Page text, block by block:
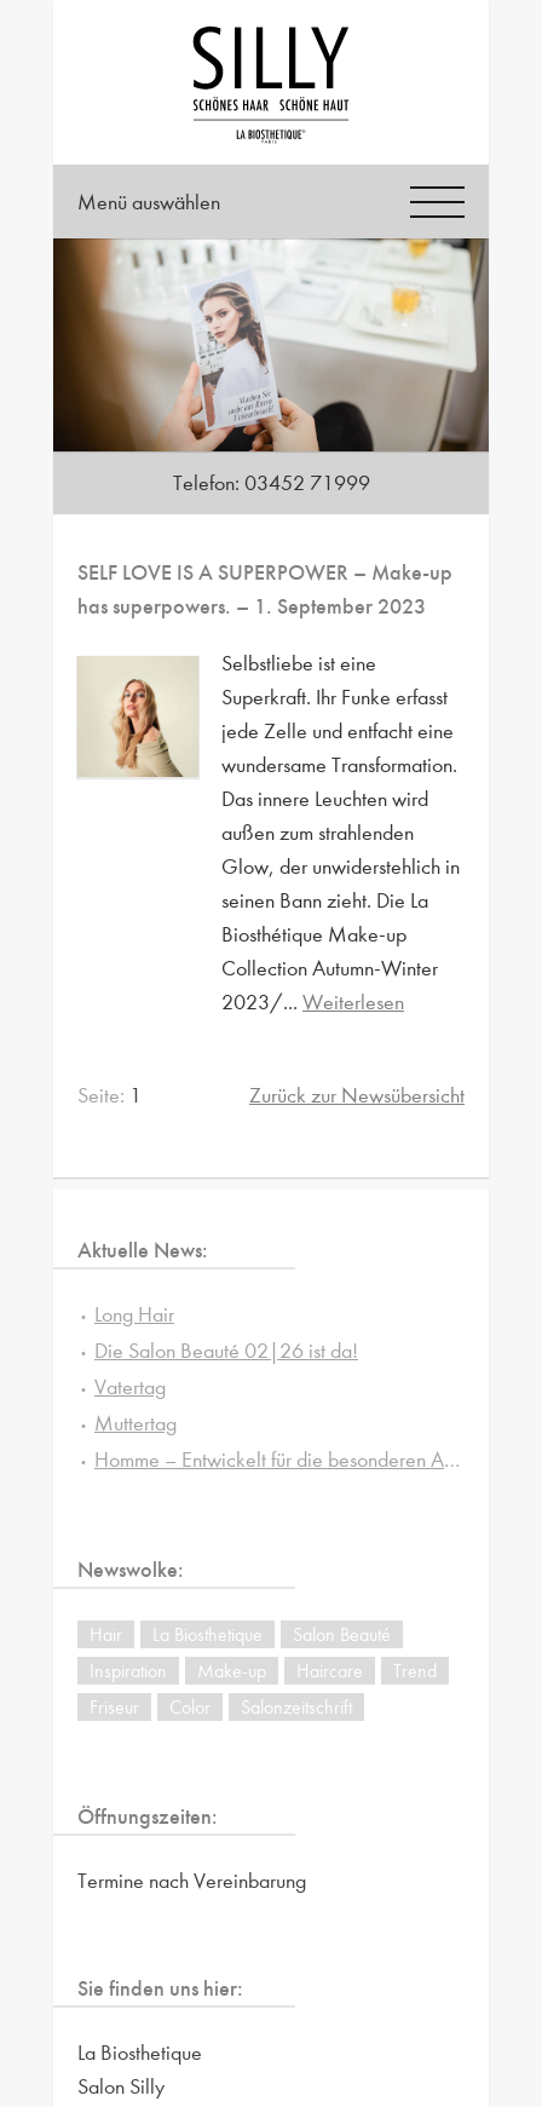
Menü auswählen
Telefon: 03452 71999
SELF LOVE IS A SUPERPOWER – Make-up
has superpowers. – 1. September 2023
Selbstliebe ist eine
Superkraft. Ihr Funke erfasst
jede Zelle und entfacht eine
wundersame Transformation.
Das innere Leuchten wird
außen zum strahlenden
Glow, der unwiderstehlich in
seinen Bann zieht. Die La
Biosthétique Make-up
Collection Autumn-Winter
2023/... Weiterlesen
Seite: 1 Zurück zur Newsübersicht
Aktuelle News:
Long Hair
Die Salon Beauté 02|26 ist da!
Vatertag
Muttertag
Homme – Entwickelt für die besonderen Ansprüche von Männerhaut und -haar
Newswolke:
Hair La Biosthetique
Salon Beauté
Inspiration
Make-up Haircare
Trend
Friseur
Color Salonzeitschrift
Öffnungszeiten:
Termine nach Vereinbarung
Sie finden uns hier:
La Biosthetique
Salon Silly